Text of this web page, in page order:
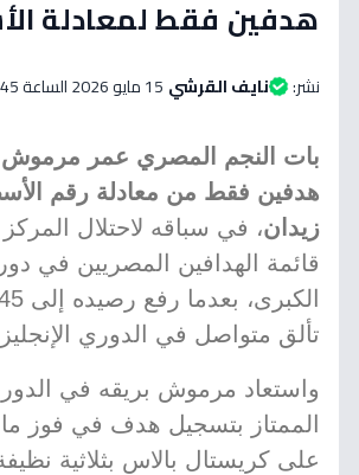
هدفين فقط لمعادلة
نشر: نايف القرشي 15 مايو 2026 الساعة 10:45 صباحاً
بات النجم المصري عمر
هدفين فقط من معادلة رقم
زيدان، في سباقه لاحتلال
قائمة الهدافين المصريين في
تألق متواصل في الدوري
واستعاد مرموش بريقه في
الممتاز بتسجيل هدف في فوز
على كريستال بالاس بثلاثية